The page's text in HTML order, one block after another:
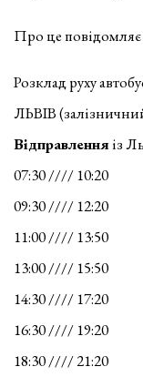
Про це
Розклад руху
ЛЬВІВ
Відправленняіз
07:30 //// 10:20
09:30 //// 12:20
11:00 //// 13:50
13:00 //// 15:50
14:30 //// 17:20
16:30 //// 19:20
18:30 //// 21:20